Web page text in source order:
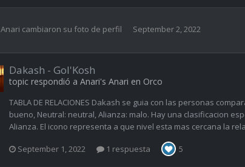
Anari cambiaron su foto de perfil September 2, 2022
Dakash - Gol'Kosh
topic respondió a Anari's Anari en Orco
TABLA DE RELACIONES Dakash se guia con las personas
bueno, Neutral: neutral, Alianza: malo. Hay una clasificacion
Alianza. El icono representa a que nivel esta mas cercana la
September 1, 2022 1 respuesta 5